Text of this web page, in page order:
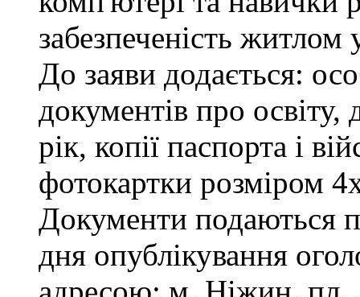
забезпеченість житлом
До заяви додається:
документів про
рік, копії паспорта і
фотокартки розміром
Документи подаються
дня опублікування